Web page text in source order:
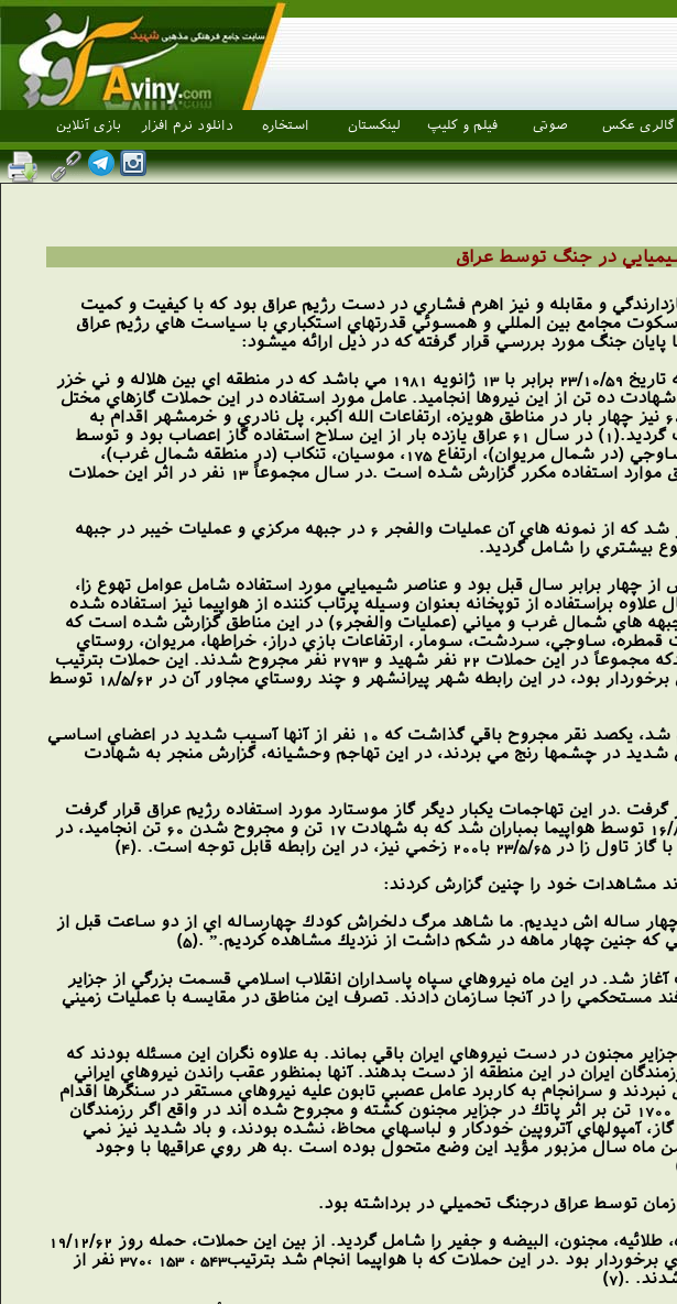
گالری عکس صوتی فیلم و کلیپ لینکستان استخاره دانلود نرم افزار بازی آنلاین
در جنگ توسط عراق
و مقابله و نيز اهرم فشاري در دست رژيم عراق بود كه با كيفيت و كميت
سكوت مجامع بين المللي و همسوئي قدرتهاي استكباري با سياست هاي رژيم عراق
جنگ مورد بررسي قرار گرفته كه در ذيل ارائه ميشود:
اولين حمله شيميايي ثبت شده توسط سازمان ملل در جنگ ايران و عراق مربوط به تاريخ 23/10/59 برابر با 13 ژانويه 1981 مي باشد كه در منطقه اي بين هلاله و ني خزر
به شهادت ده تن از اين نيروها انجاميد. عامل مورد استفاده در اين حملات گازهاي مختل
كننده اعصاب گزارش شده است. براساس گزارشهاي منتشر شده، عراق در سال 60 نيز چهار بار در مناطق هويزه، ارتفاعات الله اكبر، پل نادري و خرمشهر اقدام به
استفاده از گلوله هاي شيميايي نمود كه عمدتاً توسط توپخانه يا خمپاره انداز پرتاب گرديد.(1) در سال 61 عراق يازده بار از اين سلاح استفاده گاز اعصاب بود و توسط
توپخانه و خمپاره انداز پرتاب مي شد. مناطق مورد استفاده شامل مناطق آبادان، ساوجي (در شمال مريوان)، ارتفاع 175، موسيان، تنكاب (در منطقه شمال غرب)،
شلمچه، گردنه بايو (در كردستان)، شرهائي درجنوب بوده كه در برخي از اين مناطق موارد استفاده مكرر گزارش شده است .در سال مجموعاً 13 نفر در اثر اين حملات
در سال 62 ميزان بكارگيري اين سلاح توسط عراق از افزايش قابل توجهي برخوردار شد كه از نمونه هاي آن عمليات والفجر 6 در جبهه مركزي و عمليات خيبر در جبهه
بيشتري را شامل گرديد.
كه بيش از چهار برابر سال قبل بود و عناصر شيميايي مورد استفاده شامل عوامل تهوع زا،
براستفاده از توپخانه بعنوان وسيله پرتاب كننده از هواپيما نيز استفاده شده
است .محل حملات انجام شده عمدتا ًتا دي ماه بدليل تحريك نيروهاي خودي در جبهه هاي شمال غرب و مياني (عمليات والفجر6) در اين مناطق گزارش شده است كه
قمطره، ساوجي، سردشت، سومار، ارتفاعات بازي دراز، خراطها، مريوان، روستاي
سيدلو، سردوش، روستاي باينجان (در نزديكي بانه) ،گرماب، پنجون و پاوه بوده اندكه مجموعاً در اين حملات 22 نفر شهيد و 2793 نفر مجروح شدند. اين حملات بترتيب
در شهر پيرانشهر، ارتفاعات قمطره، حوالي پنجون و هور الهويزه از شدت بيشتري برخوردار بود، در اين رابطه شهر پيرانشهر و چند روستاي مجاور آن در 18/5/62 توسط
اين تهاجمات رژيم عراق كه با استفاده از بمباران هوايي حامل گاز«موستارد» انجام شد، يكصد نقر مجروح باقي گذاشت كه 10 نفر از آنها آسيب شديد در اعضاي اساسي
شديد در چشمها رنج مي بردند، در اين تهاجم وحشيانه، گزارش منجر به شهادت
آن مورد حمله قرار گرفت .در اين تهاجمات يكبار ديگر گاز موستارد مورد استفاده رژيم عراق قرار گرفت
كه نتيجه آن 9 نفر شهيد و 50 نفر مجروح بود . همچنين حوالي پنجون درتاريخ 16/8/65 توسط هواپيما بمباران شد كه به شهادت 17 تن و مجروح شدن 60 تن انجاميد، در
رابطه قابل توجه است. .(4)
مشاهدات خود را چنين گزارش كردند:
چهار ساله اش ديديم. ما شاهد مرگ دلخراش كودك چهارساله اي از دو ساعت قبل از
كه جنين چهار ماهه در شكم داشت از نزديك مشاهده كرديم.” .(5)
خودي در اسفند ماه62 مرحله جديدي از جنگ آغاز شد. در اين ماه نيروهاي سپاه پاسداران انقلاب اسلامي قسمت بزرگي از جزاير
مستحكمي را در آنجا سازمان دادند. تصرف اين مناطق در مقايسه با عمليات زميني
مجنون در دست نيروهاي ايران باقي بماند. به علاوه نگران اين مسئله بودند كه
ايران در اين منطقه از دست بدهند. آنها بمنظور عقب راندن نيروهاي ايراني
و سرانجام به كاربرد عامل عصبي تابون عليه نيروهاي مستقر در سنگرها اقدام
كردند. با اجراي تك شيميايي عراق جمهوري اسلامي ايران اعلام داشت كه نزديك به 1700 تن بر اثر پاتك در جزاير مجنون كشته و مجروح شده اند در واقع اگر رزمندگان
آمپولهاي آتروپين خودكار و لباسهاي محاظ، نشده بودند، و باد شديد نيز نمي
ماه سال مزبور مؤيد اين وضع متحول بوده است .به هر روي عراقيها با وجود
توسط عراق درجنگ تحميلي در برداشته بود.
اين حملات بترتيب اسكله 13 آبان، حسينيه، اروندرود، العزير، شط علي، هورالهويزه، طلائيه، مجنون، البيضه و جفير را شامل گرديد. از بين اين حملات، حمله روز 19/12/62
به مجنون، روز 23/12/62 به البيضه و روز 30/12/62 به هور الهويزه از شدت بيشتري برخوردار بود .در اين حملات كه با هواپيما انجام شد بترتيب543 ، 153 ،370 نفر از
.(7)